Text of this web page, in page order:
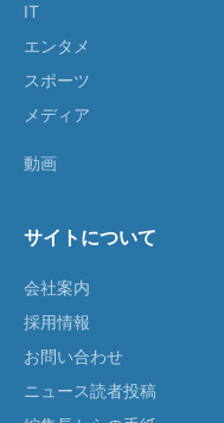
IT
エンタメ
スポーツ
メディア
動画
サイトについて
会社案内
採用情報
お問い合わせ
ニュース読者投稿